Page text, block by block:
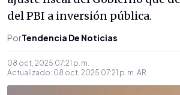
del PBI a inversión pública.
PorTendencia De Noticias
08 oct, 2025 07:21 p. m.
Actualizado: 08 oct, 2025 07:21 p. m. AR